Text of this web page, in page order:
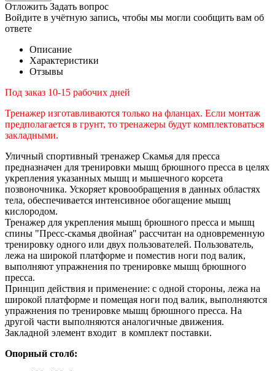
Отложить Задать вопрос
Войдите в учётную запись, чтобы мы могли сообщить вам об
ответе
Описание
Характеристики
Отзывы
Под заказ 10-15 рабочих дней
Тренажер изготавливаются только на фланцах. Если монтаж
предполагается в грунт, то тренажеры будут комплектоваться
закладными.
Уличный спортивный тренажер Скамья для пресса
предназначен для тренировки мышц брюшного пресса в целях
укрепления указанных мышц и мышечного корсета
позвоночника. Ускоряет кровообращения в данных областях
тела, обеспечивается интенсивное обогащение мышц
кислородом.
Тренажер для укрепления мышц брюшного пресса и мышц
спины "Пресс-скамья двойная" рассчитан на одновременную
тренировку одного или двух пользователей. Пользователь,
лежа на широкой платформе и поместив ноги под валик,
выполняют упражнения по тренировке мышц брюшного
пресса.
Принцип действия и применение: с одной стороны, лежа на
широкой платформе и помещая ноги под валик, выполняются
упражнения по тренировке мышц брюшного пресса. На
другой части выполняются аналогичные движения.
Закладной элемент входит в комплект поставки.
Опорный столб: